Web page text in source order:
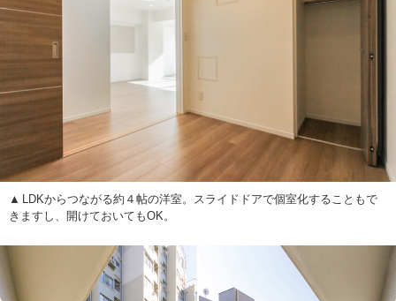
LDKからつながる約４帖の洋室。スライドドアで個室化することもで
きますし、開けておいてもOK。